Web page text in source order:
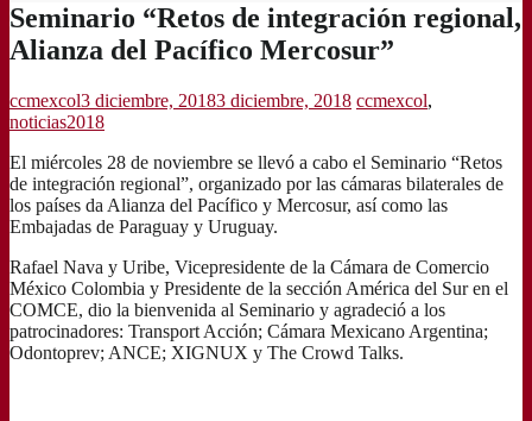
Seminario “Retos de integración regional,
Alianza del Pacífico Mercosur”
ccmexcol3 diciembre, 20183 diciembre, 2018 ccmexcol,
noticias2018
El miércoles 28 de noviembre se llevó a cabo el Seminario “Retos
de integración regional”, organizado por las cámaras bilaterales de
los países da Alianza del Pacífico y Mercosur, así como las
Embajadas de Paraguay y Uruguay.
Rafael Nava y Uribe, Vicepresidente de la Cámara de Comercio
México Colombia y Presidente de la sección América del Sur en el
COMCE, dio la bienvenida al Seminario y agradeció a los
patrocinadores: Transport Acción; Cámara Mexicano Argentina;
Odontoprev; ANCE; XIGNUX y The Crowd Talks.